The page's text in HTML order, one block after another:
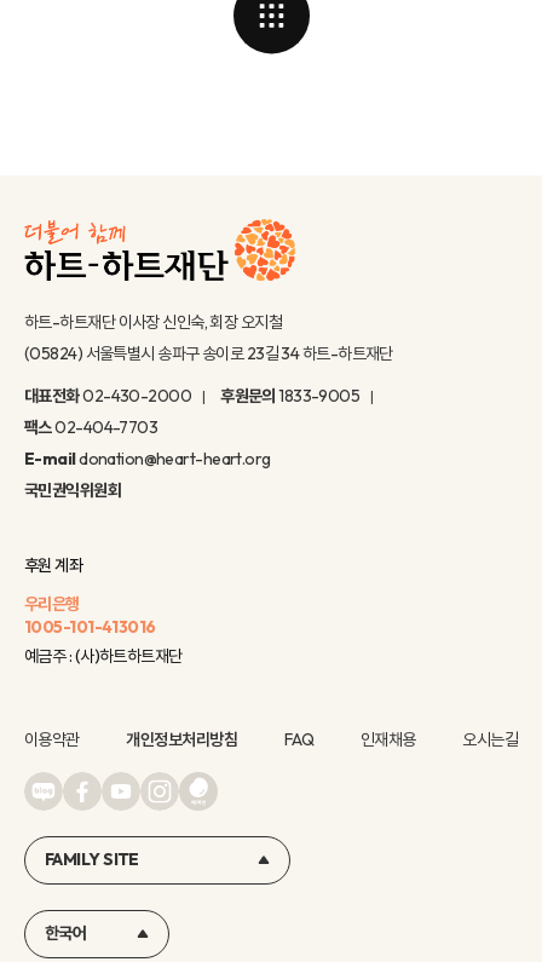
하트-하트재단 이사장 신인숙, 회장 오지철
(05824) 서울특별시 송파구 송이로 23길 34 하트-하트재단
대표전화02-430-2000 후원문의1833-9005
팩스02-404-7703
E-maildonation@heart-heart.org
국민권익위원회
후원 계좌
우리은행
1005-101-413016
예금주 : (사)하트하트재단
이용약관 개인정보처리방침 FAQ 인재채용 오시는길
FAMILY SITE
한국어